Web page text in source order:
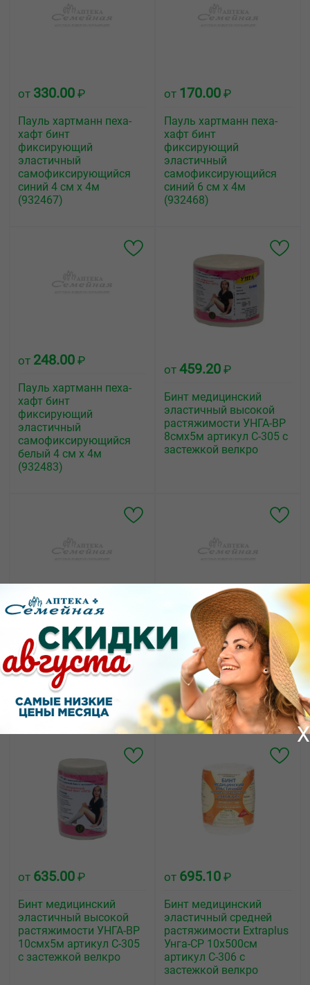
от 330.00 ₽
Пауль хартманн пеха-
хафт бинт
фиксирующий
эластичный
самофиксирующийся
синий 4 см х 4м
(932467)
от 170.00 ₽
Пауль хартманн пеха-
хафт бинт
фиксирующий
эластичный
самофиксирующийся
синий 6 см х 4м
(932468)
от 248.00 ₽
Пауль хартманн пеха-
хафт бинт
фиксирующий
эластичный
самофиксирующийся
белый 4 см х 4м
(932483)
от 459.20 ₽
Бинт медицинский
эластичный высокой
растяжимости УНГА-ВР
8смх5м артикул С-305 с
застежкой велкро
185.00₽
Бинт медицинский
эластичный высокой
растяжимости унга-вр с
застежкой 1мx8 см /с
305/
от 164.82₽
Бинт медицинский
эластичный высокой
растяжимости унга-вр с
застежкой 1мx10 см /с
305/
от 635.00 ₽
Бинт медицинский
эластичный высокой
растяжимости УНГА-ВР
10смх5м артикул С-305
с застежкой велкро
от 695.10 ₽
Бинт медицинский
эластичный средней
растяжимости Еxtraplus
Унга-СР 10х500см
артикул С-306 с
застежкой велкро
X